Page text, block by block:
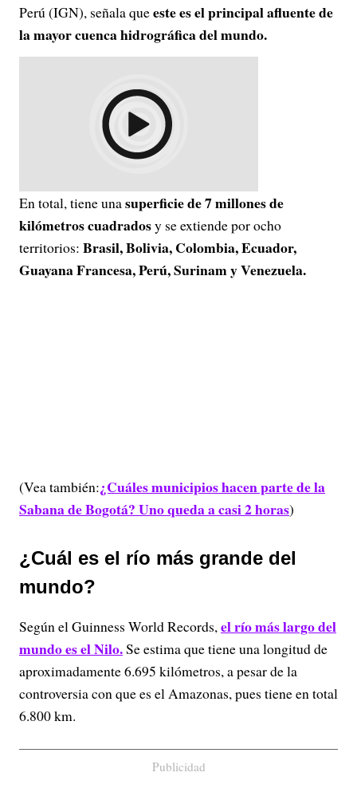
Perú (IGN), señala queeste es el principal afluente de
la mayor cuenca hidrográfica del mundo.
En total, tiene unasuperficie de 7 millones de
kilómetros cuadradosy se extiende por ocho
territorios: Brasil, Bolivia, Colombia, Ecuador,
Guayana Francesa, Perú, Surinam y Venezuela.
(Vea también:¿Cuáles municipios hacen parte de la
Sabana de Bogotá? Uno queda a casi 2 horas)
¿Cuál es el río más grande del
mundo?
Según el Guinness World Records,el río más largo del
mundo es el Nilo.Se estima que tiene una longitud de
aproximadamente 6.695 kilómetros, a pesar de la
controversia con que es el Amazonas, pues tiene en total
6.800 km.
Publicidad